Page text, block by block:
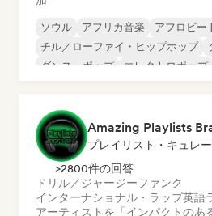
ソウル アフリカ音楽
アフロビー
チル／ローファイ・ヒップホップ
ダンス・ポップ
エレクトロポップ
Amazing Playlists
プレイリスト・キュレ
>2800件の回答
ドリル／ジャージーファンク
インターナショナル・ラップ英語
アーティストを「インパクトのあ